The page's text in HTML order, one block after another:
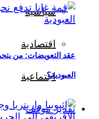
سياسية
اقتصادية
اجتماعية
تقدير موقف
عقد التعويضات: من
العبودية؟